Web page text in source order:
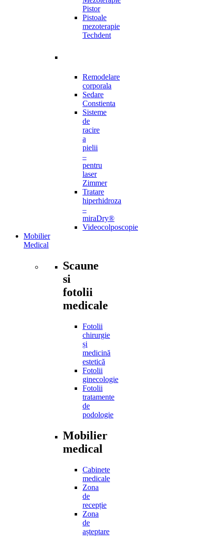
Pistor
Pistoale
mezoterapie
Techdent
Remodelare
corporala
Sedare
Constienta
Sisteme
de
racire
a
pielii
–
pentru
laser
Zimmer
Tratare
hiperhidroza
–
miraDry®
Videocolposcopie
Mobilier
Medical
Scaune
si
fotolii
medicale
Fotolii
chirurgie
și
medicină
estetică
Fotolii
ginecologie
Fotolii
tratamente
de
podologie
Mobilier
medical
Cabinete
medicale
Zona
de
recepție
Zona
de
așteptare